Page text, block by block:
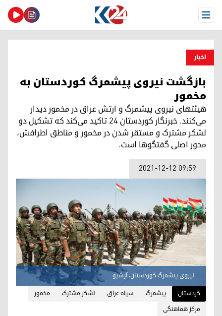
Open Menu
اخبار
بازگشت نیروی پیشمرگ کوردستان بە
مخمور
هیئتهای نیروی پیشمرگ و ارتش عراق در مخمور دیدار
می‌کنند. خبرنگار کوردستان ٢٤ تاکید می‌کند کە تشکیل دو
لشکر مشترک و مستقر شدن در مخمور و مناطق اطرافش،
محور اصلی گفتگوها است.
2021-12-12 09:59
نیروی پیشمرگ کوردستان، آرشیو
کردستان
پیشمرگ سپاه عراق لشکر مشترک
مخمور
مرکز هماهنگی